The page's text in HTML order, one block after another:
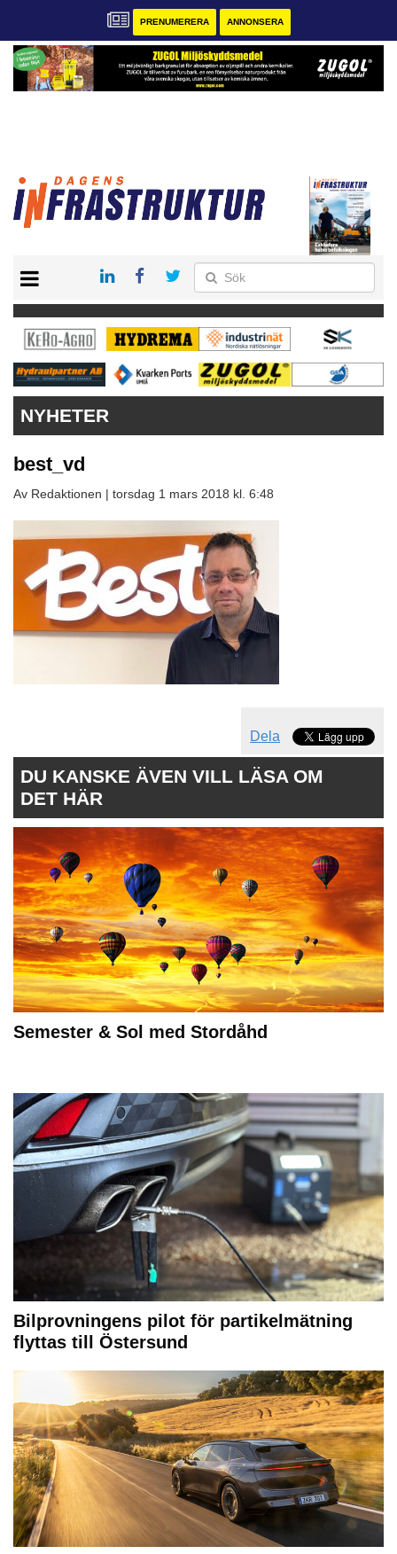
PRENUMERERA ANNONSERA
KONTAKT
VÅRA ANDRA MAGASIN
PRENUMERERA
ANNONSERA
NYHETER
best_vd
Av Redaktionen | torsdag 1 mars 2018 kl. 6:48
Dela
DU KANSKE ÄVEN VILL LÄSA OM
DET HÄR
Semester & Sol med Stordåhd
Bilprovningens pilot för partikelmätning
flyttas till Östersund